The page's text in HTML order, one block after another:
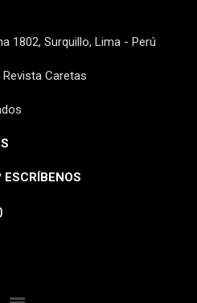
1802, Surquillo, Lima - Perú
Caretas